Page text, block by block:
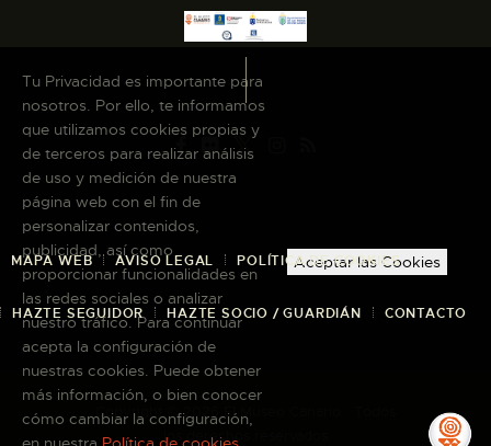
MAPA WEB AVISO LEGAL POLÍTICA DE COOKIES
HAZTE SEGUIDOR HAZTE SOCIO / GUARDIÁN CONTACTO
Copyright © 2026 El Museo Canario · Todos
los derechos reservados
Tu Privacidad es importante para
nosotros. Por ello, te informamos
que utilizamos cookies propias y
de terceros para realizar análisis
de uso y medición de nuestra
página web con el fin de
personalizar contenidos,
publicidad, así como
proporcionar funcionalidades en
las redes sociales o analizar
nuestro tráfico. Para continuar
acepta la configuración de
nuestras cookies. Puede obtener
más información, o bien conocer
cómo cambiar la configuración,
Aceptar las Cookies